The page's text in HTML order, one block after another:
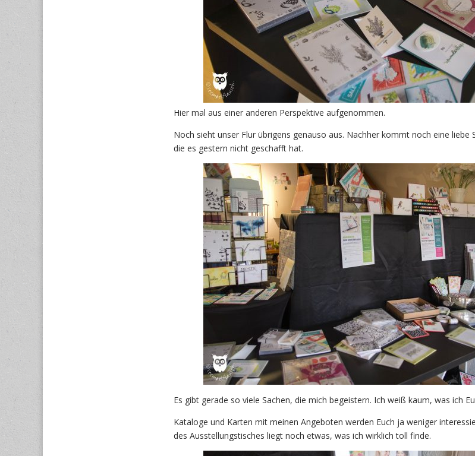
Hier mal aus einer anderen Perspektive aufgenommen.
Noch sieht unser Flur übrigens genauso aus. Nachher kommt noch eine liebe
die es gestern nicht geschafft hat.
Es gibt gerade so viele Sachen, die mich begeistern. Ich weiß kaum, was ich
Kataloge und Karten mit meinen Angeboten werden Euch ja weniger
des Ausstellungstisches liegt noch etwas, was ich wirklich toll finde.